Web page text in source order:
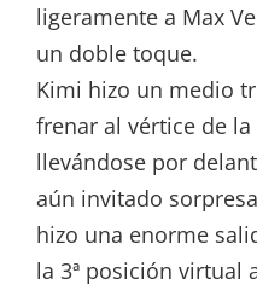
ligeramente a Max
un doble toque.
Kimi hizo un medio
frenar al vértice de
llevándose por
aún invitado
hizo una enorme
la 3ª posición virtual